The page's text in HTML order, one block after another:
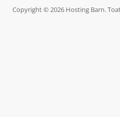
Copyright © 2026 Hosting Barn.